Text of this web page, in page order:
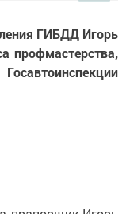
ГИБДД Игорь
профмастерства,